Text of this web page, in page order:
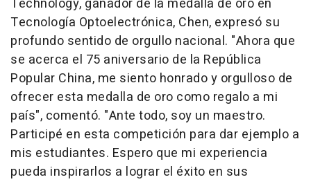
Technology, ganador de la medalla de oro en
Tecnología Optoelectrónica, Chen, expresó su
profundo sentido de orgullo nacional. "Ahora que
se acerca el 75 aniversario de la República
Popular China, me siento honrado y orgulloso de
ofrecer esta medalla de oro como regalo a mi
país", comentó. "Ante todo, soy un maestro.
Participé en esta competición para dar ejemplo a
mis estudiantes. Espero que mi experiencia
pueda inspirarlos a lograr el éxito en sus